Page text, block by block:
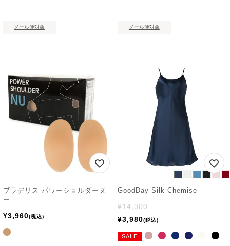
メール便対象 メール便対象
ブラデリス パワーショルダーヌ
ー
¥3,960 税込
GoodDay Silk Chemise
¥14,300
¥3,980 税込
SALE